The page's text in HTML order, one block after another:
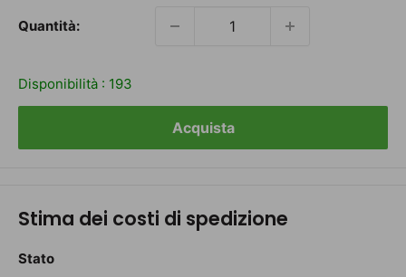
Quantità:
Disponibilità : 193
Acquista
Stima dei costi di spedizione
Stato